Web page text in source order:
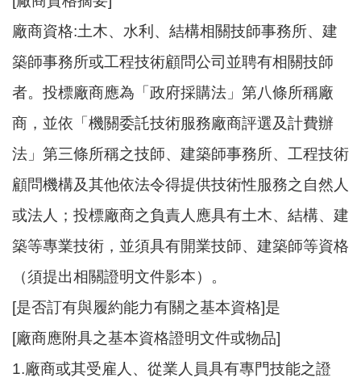
廠商資格:土木、水利、結構相關技師事務所、建
築師事務所或工程技術顧問公司並聘有相關技師
者。投標廠商應為「政府採購法」第八條所稱廠
商，並依「機關委託技術服務廠商評選及計費辦
法」第三條所稱之技師、建築師事務所、工程技術
顧問機構及其他依法令得提供技術性服務之自然人
或法人；投標廠商之負責人應具有土木、結構、建
築等專業技術，並須具有開業技師、建築師等資格
（須提出相關證明文件影本）。
[是否訂有與履約能力有關之基本資格]是
[廠商應附具之基本資格證明文件或物品]
1.廠商或其受雇人、從業人員具有專門技能之證